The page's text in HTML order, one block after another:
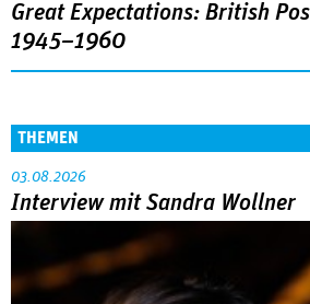
Great Expectations: British
1945–1960
THEMEN
03.08.2026
Interview mit Sandra Wollner